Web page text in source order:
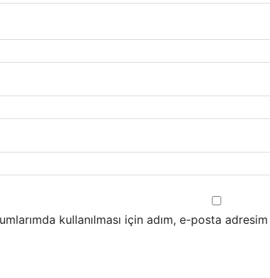
kullanılması için adım, e-posta